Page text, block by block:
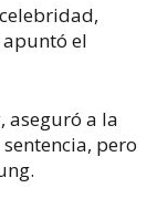
el
aseguró a la
pero